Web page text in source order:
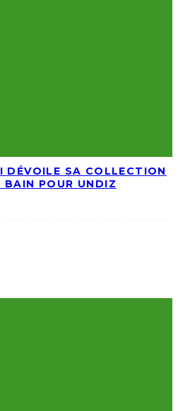
DÉVOILE SA COLLECTION
POUR UNDIZ